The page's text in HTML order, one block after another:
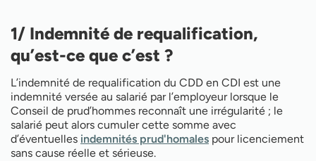
1/ Indemnité de requalification,
qu’est-ce que c’est ?
L’indemnité de requalification du CDD en CDI est une
indemnité versée au salarié par l’employeur lorsque le
Conseil de prud’hommes reconnaît une irrégularité ; le
salarié peut alors cumuler cette somme avec
d’éventuelles indemnités prud'homales pour licenciement
sans cause réelle et sérieuse.